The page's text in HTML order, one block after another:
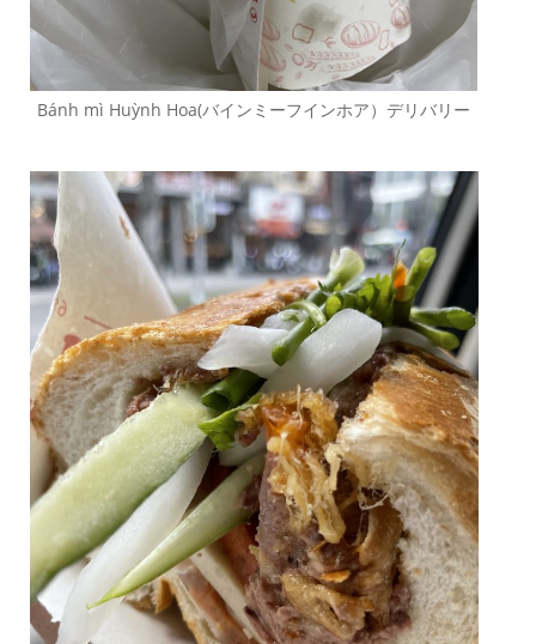
Bánh mì Huỳnh Hoa(バインミーフインホア）デリバリー